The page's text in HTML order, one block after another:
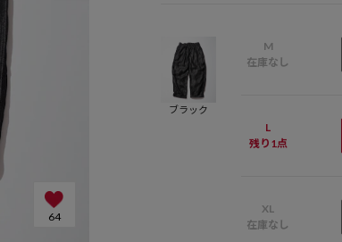
64
ブラック
M
在庫なし
L
残り1点
XL
在庫なし